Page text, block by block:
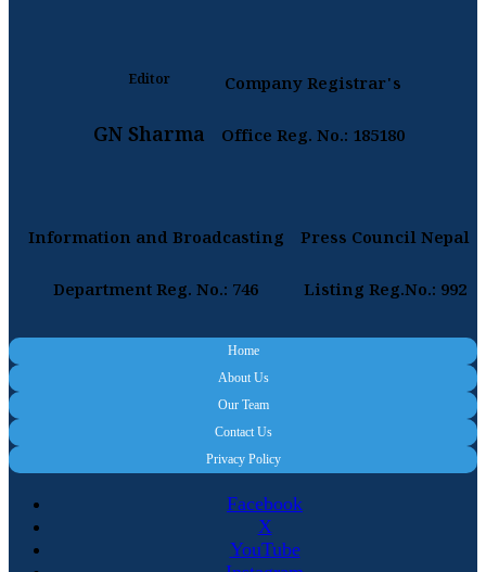
Editor
GN Sharma
Company Registrar's
Office Reg. No.: 185180
Information and Broadcasting
Department Reg. No.: 746
Press Council Nepal
Listing Reg.No.: 992
Home
About Us
Our Team
Contact Us
Privacy Policy
Facebook
X
YouTube